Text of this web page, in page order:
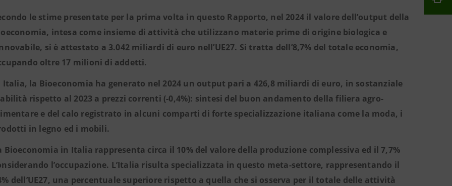
le stime presentate per la prima volta in questo Rapporto, nel 2024 il valore dell’output della
intesa come insieme di attività che utilizzano materie prime di origine biologica e
si è attestato a 3.042 miliardi di euro nell’UE27. Si tratta dell’8,7% del totale economia,
oltre 17 milioni di addetti.
Italia, la Bioeconomia ha generato nel 2024 un output pari a 426,8 miliardi di euro, in sostanziale
rispetto al 2023 a prezzi correnti (-0,4%): sintesi del buon andamento della filiera agro-
e del calo registrato in alcuni comparti di forte specializzazione italiana come la moda, i
in legno ed i mobili.
Bioeconomia in Italia rappresenta circa il 10% del valore della produzione complessiva ed il 7,7%
l’occupazione. L’Italia risulta specializzata in questo meta-settore, rappresentando il
dell’UE27, una percentuale superiore rispetto a quella che si osserva per il totale delle attività